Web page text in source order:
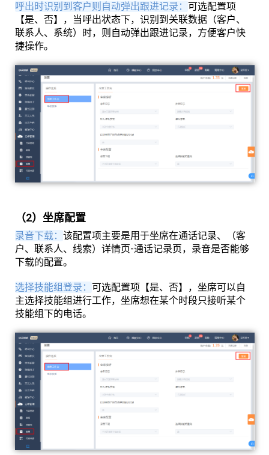
呼出时识别到客户则自动弹出跟进记录： 可选配置项
【是、否】，当呼出状态下，识别到关联数据（客户、
联系人、系统）时，则自动弹出跟进记录，方便客户快
捷操作。
（2）坐席配置
录音下载： 该配置项主要是用于坐席在通话记录、（客
户、联系人、线索）详情页-通话记录页，录音是否能够
下载的配置。
选择技能组登录： 可选配置项【是、否】，坐席可以自
主选择技能组进行工作，坐席想在某个时段只接听某个
技能组下的电话。